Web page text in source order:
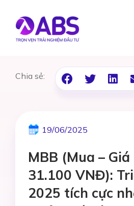
Chia sẻ:
19/06/2025
MBB (Mua –
31.100 VNĐ):
2025 tích cực